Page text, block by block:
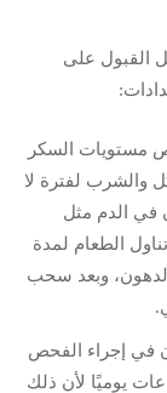
القبول على
مستويات السكر
والشرب لفترة لا
في الدم مثل
الطعام لمدة
وبعد سحب
في إجراء الفحص
على نوم كافي لمدة 7-8 ساعات يوميًا لأن ذلك